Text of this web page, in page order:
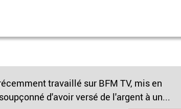
travaillé sur BFM TV, mis en
d'avoir versé de l'argent à un...